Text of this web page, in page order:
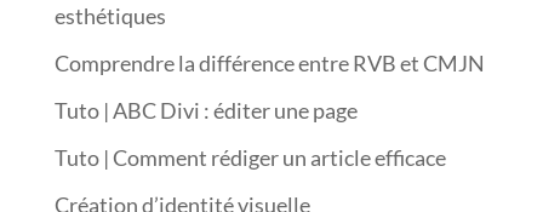
esthétiques
Comprendre la différence entre RVB et CMJN
Tuto | ABC Divi : éditer une page
Tuto | Comment rédiger un article efficace
Création d’identité visuelle